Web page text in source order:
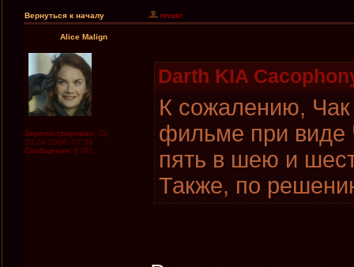
Вернуться к началу
Alice Malign
Зарегистрирован: Ср
20.09.2006, 07:38
Сообщения: 6781
Darth KIA
К сожалению, Чак
фильме при виде
пять в шею и
Также, по